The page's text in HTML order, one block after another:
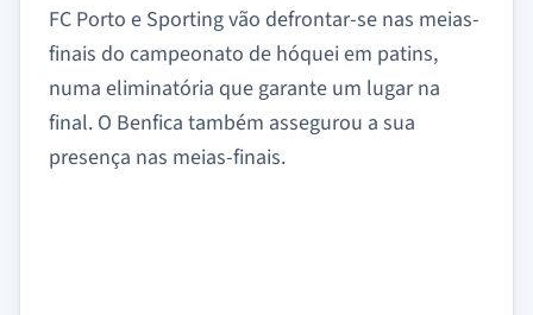
FC Porto e Sporting vão defrontar-se nas meias-
finais do campeonato de hóquei em patins,
numa eliminatória que garante um lugar na
final. O Benfica também assegurou a sua
presença nas meias-finais.